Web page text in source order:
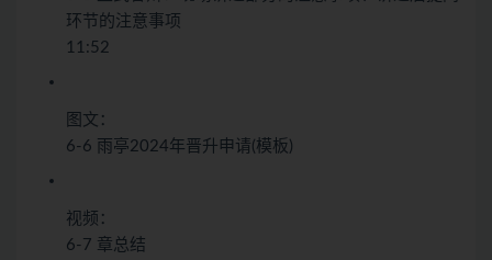
环节的注意事项
11:52
图文：
6-6 雨亭2024年晋升申请(模板)
视频：
6-7 章总结